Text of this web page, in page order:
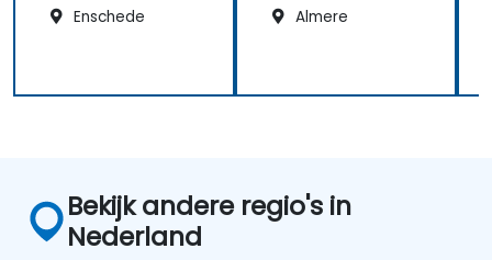
Enschede
Almere
Bekijk andere regio's in
Nederland